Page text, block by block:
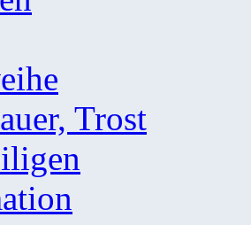
Trost